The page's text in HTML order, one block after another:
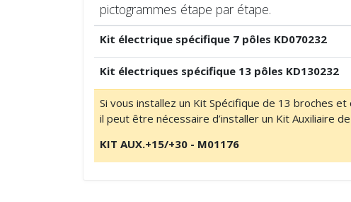
pictogrammes étape par étape.
Kit électrique spécifique 7 pôles KD070232
Kit électriques spécifique 13 pôles KD130232
Si vous installez un Kit Spécifique de 13 broches
il peut être nécessaire d’installer un Kit Auxiliaire
KIT AUX.+15/+30 - M01176